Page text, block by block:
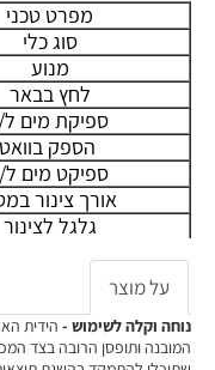
מפרט טכני
סוג כלי
מנוע
לחץ בבאר
ספיקת מים
הספק בוואט
ספיקט מים
אורך צינור
גלגל לצינור
על מוצר
נוחה וקלה לשימוש - הידית
המובנה ותופסן הרובה בצד